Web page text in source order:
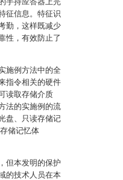
征信息。特征识
勤，这样既减少
性，有效防止了
施例方法中的全
指令相关的硬件
读取存储介质
法的实施例的流
盘、只读存储记
储记忆体
但本发明的保护
的技术人员在本